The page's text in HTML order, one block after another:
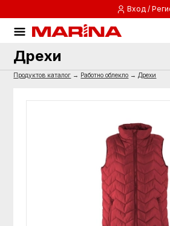
Вход /
Дрехи
Продуктов каталог → Работно облекло → Дрехи